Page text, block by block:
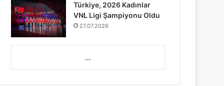
Türkiye, 2026 Kadınlar
VNL Ligi Şampiyonu Oldu
27.07.2026
...